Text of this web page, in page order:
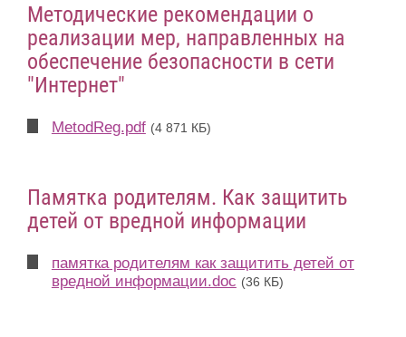
Методические рекомендации о
реализации мер, направленных на
обеспечение безопасности в сети
"Интернет"
MetodReg.pdf (4 871 КБ)
Памятка родителям. Как защитить
детей от вредной информации
памятка родителям как защитить детей от
вредной информации.doc (36 КБ)